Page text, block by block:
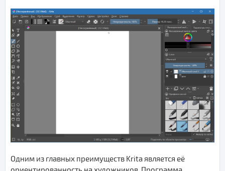
Одним из главных преимуществ Krita является её